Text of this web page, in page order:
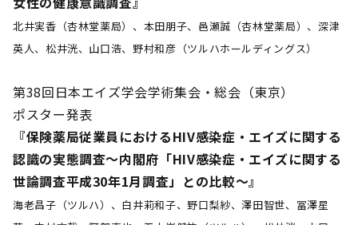
北井実香（杏林堂薬局）、本田朋子、邑瀬誠（杏林堂薬局）、深津
英人、松井洸、山口浩、野村和彦（ツルハホールディングス）
第38回日本エイズ学会学術集会・総会（東京）
ポスター発表
『保険薬局従業員におけるHIV感染症・エイズに関する
認識の実態調査～内閣府「HIV感染症・エイズに関する
世論調査平成30年1月調査」との比較～』
海老昌子（ツルハ）、白井莉和子、野口梨紗、澤田智世、冨澤星